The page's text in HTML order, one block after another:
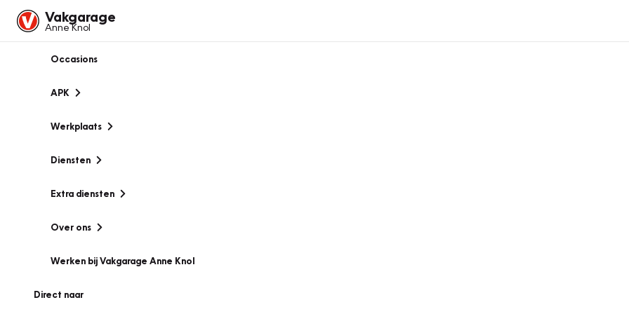
Vakgarage
Anne Knol
Occasions
APK
Werkplaats
Diensten
Extra diensten
Over ons
Werken bij Vakgarage Anne Knol
Direct naar